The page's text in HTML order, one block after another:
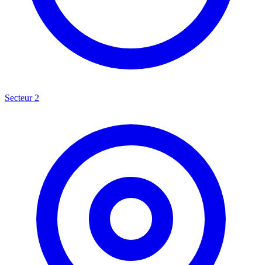
Secteur 2